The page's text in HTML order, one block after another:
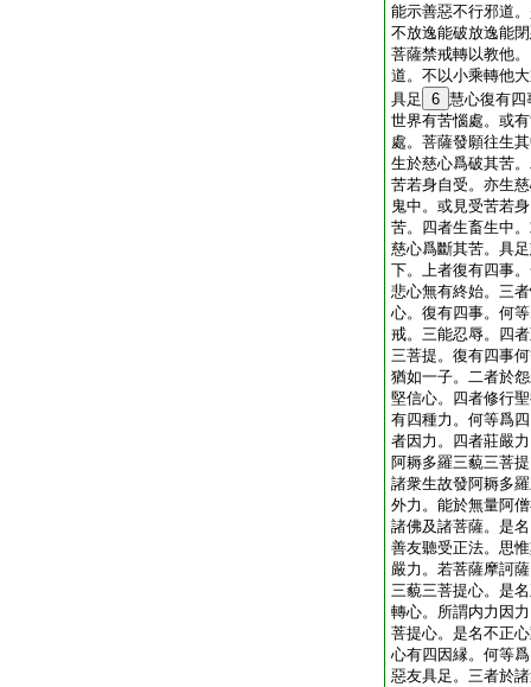
能示善惡不行邪道
不放逸能破放逸能
菩薩禁戒轉以教他
道。不以小乘轉他
具足
6 慧心復有四
世界有苦惱處。或
處。菩薩發願往生
生於慈心爲破其苦
苦若身自受。亦生
鬼中。或見受苦若
苦。四者生畜生中
慈心爲斷其苦。具
下。上者復有四事
悲心無有終始。三
心。復有四事。何
戒。三能忍辱。四
三菩提。復有四事
猶如一子。二者於
堅信心。四者修行
有四種力。何等爲
者因力。四者莊嚴
阿耨多羅三藐三菩
諸衆生故發阿耨多
外力。能於無量阿
諸佛及諸菩薩。是
善友聽受正法。思
嚴力。若菩薩摩訶
三藐三菩提心。是
轉心。所謂内力因
菩提心。是名不正
心有四因縁。何等
惡友具足。三者於